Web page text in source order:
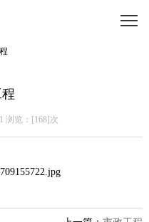
浏览：[168]次